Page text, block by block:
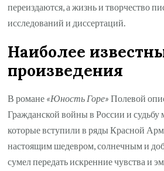
переиздаются, а жизнь и творчество
исследований и диссертаций.
Наиболее
произведения
В романе «Юность Горе» Полевой
Гражданской войны в России и судьбу
которые вступили в ряды Красной
настоящим шедевром, солнечным и
сумел передать искренние чувства и